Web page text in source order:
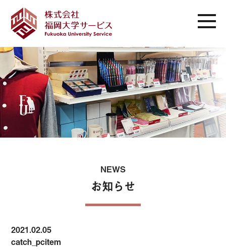
NEWS
お知らせ
2021.02.05
catch_pcitem